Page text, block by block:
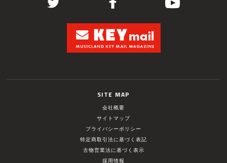
SITE MAP
会社概要
サイトマップ
プライバシーポリシー
特定商取引法に基づく表記
古物営業法に基づく表示
採用情報